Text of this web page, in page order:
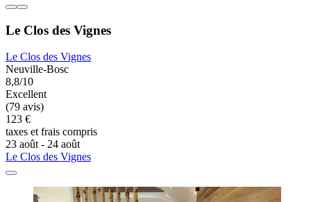
Le Clos des Vignes
Le Clos des Vignes
Neuville-Bosc
8,8/10
Excellent
(79 avis)
123 €
taxes et frais compris
23 août - 24 août
Le Clos des Vignes